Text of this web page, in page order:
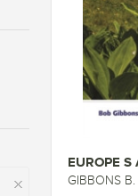
EUROPE S
GIBBONS